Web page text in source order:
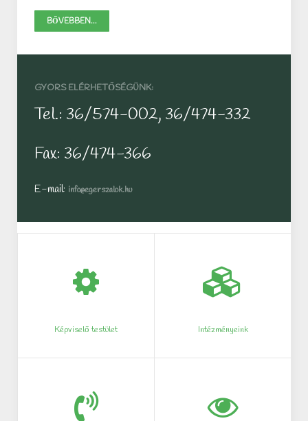
BŐVEBBEN...
GYORS ELÉRHETŐSÉGÜNK:
Tel.: 36/574-002, 36/474-332
Fax: 36/474-366
E-mail: info@egerszalok.hu
Képviselő testület Intézményeink